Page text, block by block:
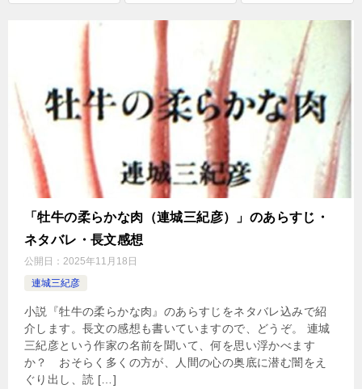
「牡牛の柔らかな肉（連城三紀彦）」のあらすじ・
ネタバレ・長文感想
公開日： 2025年11月18日
連城三紀彦
小説『牡牛の柔らかな肉』のあらすじをネタバレ込みで紹
介します。長文の感想も書いていますので、どうぞ。 連城
三紀彦という作家の名前を聞いて、何を思い浮かべます
か？ おそらく多くの方が、人間の心の奥底に潜む闇をえ
ぐり出し、読 […]